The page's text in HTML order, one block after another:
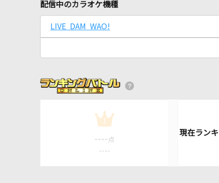
配信中のカラオケ機種
LIVE DAM WAO!
1
---- 点
----